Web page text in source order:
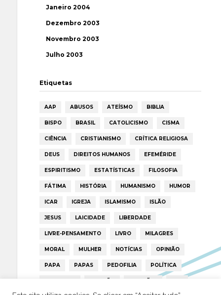
Janeiro 2004
Dezembro 2003
Novembro 2003
Julho 2003
Etiquetas
AAP ABUSOS ATEÍSMO BIBLIA
BISPO BRASIL CATOLICISMO CISMA
CIÊNCIA CRISTIANISMO CRÍTICA RELIGIOSA
DEUS DIREITOS HUMANOS EFEMÉRIDE
ESPIRITISMO ESTATÍSTICAS FILOSOFIA
FÁTIMA HISTÓRIA HUMANISMO HUMOR
ICAR IGREJA ISLAMISMO ISLÃO
JESUS LAICIDADE LIBERDADE
LIVRE-PENSAMENTO LIVRO MILAGRES
MORAL MULHER NOTÍCIAS OPINIÃO
PAPA PAPAS PEDOFILIA POLÍTICA
PORTUGAL RELIGIÃO RELIGIÕES RTP